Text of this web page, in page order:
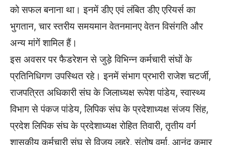
को सफल बनाना था। इनमें डीए एवं लंबित डीए एरियर्स का
भुगतान, चार स्तरीय समयमान वेतनमानए वेतन विसंगति और
अन्य मांगें शामिल हैं।
इस अवसर पर फैडरेशन से जुड़े विभिन्न कर्मचारी संघों के
प्रतिनिधिगण उपस्थित रहे। इनमें संभाग प्रभारी राजेश चटर्जी,
राजपत्रित अधिकारी संघ के जिलाध्यक्ष रूपेश पांडेय, स्वास्थ्य
विभाग से पंकज पांडेय, लिपिक संघ के प्रदेशाध्यक्ष संजय सिंह,
प्रदेश लिपिक संघ के प्रदेशाध्यक्ष रोहित तिवारी, तृतीय वर्ग
शासकीय कर्मचारी संघ से विजय लहरे, संतोष वर्मा, आनंद कुमार